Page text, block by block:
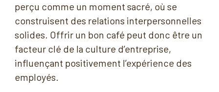
perçu comme un moment sacré, où se
construisent des relations interpersonnelles
solides. Offrir un bon café peut donc être un
facteur clé de la culture d’entreprise,
influençant positivement l’expérience des
employés.